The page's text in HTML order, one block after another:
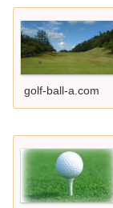
golf-ball-a.com